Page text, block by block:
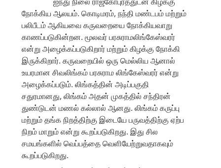
நோக்கிய ஆலயம். கொடிமரம், நந்தி மண்டபம் மற்றும்
பலிபீடம் ஆகியவை கருவறையை நோக்கியவாறு
காணப்படுகின்றன. மூலவர் பரசுராமலிங்கேஸ்வரர்
என்று அழைக்கப்படுகிறார் மற்றும் கிழக்கு நோக்கி
இருக்கிறார். கருவறையில் ஒரு மெல்லிய ஆனால்
உயரமான சிவலிங்கம் பரசுராம லிங்கேஸ்வரர் என்று
அழைக்கப்படும். லிங்கத்தின் அடிப்பகுதி
சதுரமானது, லிங்கம் அதன் முகத்தில் சந்திரன்
துண்டுடன் மணல் கல்லால் ஆனது. லிங்கம் கருப்பு
மற்றும் தங்க நிறத்திற்கு இடையே பருவத்திற்கு ஏற்ப
நிறம் மாறும் என்று கூறப்படுகிறது. இது சில
சமயங்களில் வெப்பத்தை வெளியேற்றுவதாகவும்
கூறப்படுகிறது.